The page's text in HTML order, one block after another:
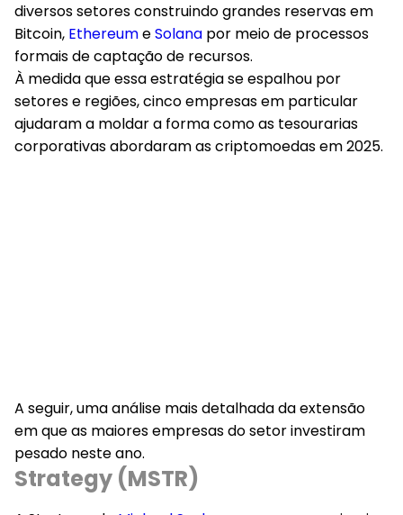
diversos setores construindo grandes reservas em
Bitcoin, EthereumeSolana por meio de processos
formais de captação de recursos.
À medida que essa estratégia se espalhou por
setores e regiões, cinco empresas em particular
ajudaram a moldar a forma como as tesourarias
corporativas abordaram as criptomoedas em 2025.
A seguir, uma análise mais detalhada da extensão
em que as maiores empresas do setor investiram
pesado neste ano.
Strategy (MSTR)